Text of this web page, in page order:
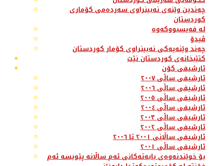
چەندین وێنەی نەبینراوی سەردەمی کۆماری
کوردستان
لە فەیسبووکەوە
ڤیدۆ
چەند وێنەیەکی نەبینراوی کۆمار کوردستان
کتێبخانەی کوردستان نێت
ئارشیفی کۆن
ئارشیفی ساڵی ٢٠٠٧
ئارشیفی ساڵی ٢٠٠٦
ئارشیفی ساڵی ٢٠٠٥
ئارشیفی ساڵی ٢٠٠٤
ئارشیفی ساڵی ٢٠٠٣
ئارشیفی ساڵی ٢٠٠٢
ئارشیفی ساڵانی ٢٠٠١ تا ٢٠٠٦
ئارشیفی ساڵی ٢٠٠١
بۆ خوێندنەوەی بابەتەکانی ئەم ساڵانە پێویسە ئەم